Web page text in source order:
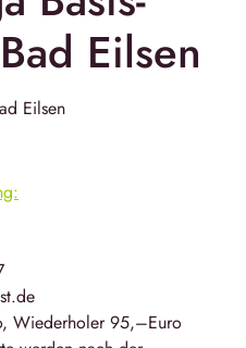
Eilsen
Eilsen
Wiederholer 95,–Euro